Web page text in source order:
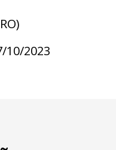
10/2023